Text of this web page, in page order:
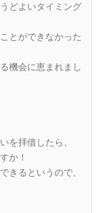
どよいタイミング
とができなかった
機会に恵まれまし
を拝借したら、
か！
きるというので、